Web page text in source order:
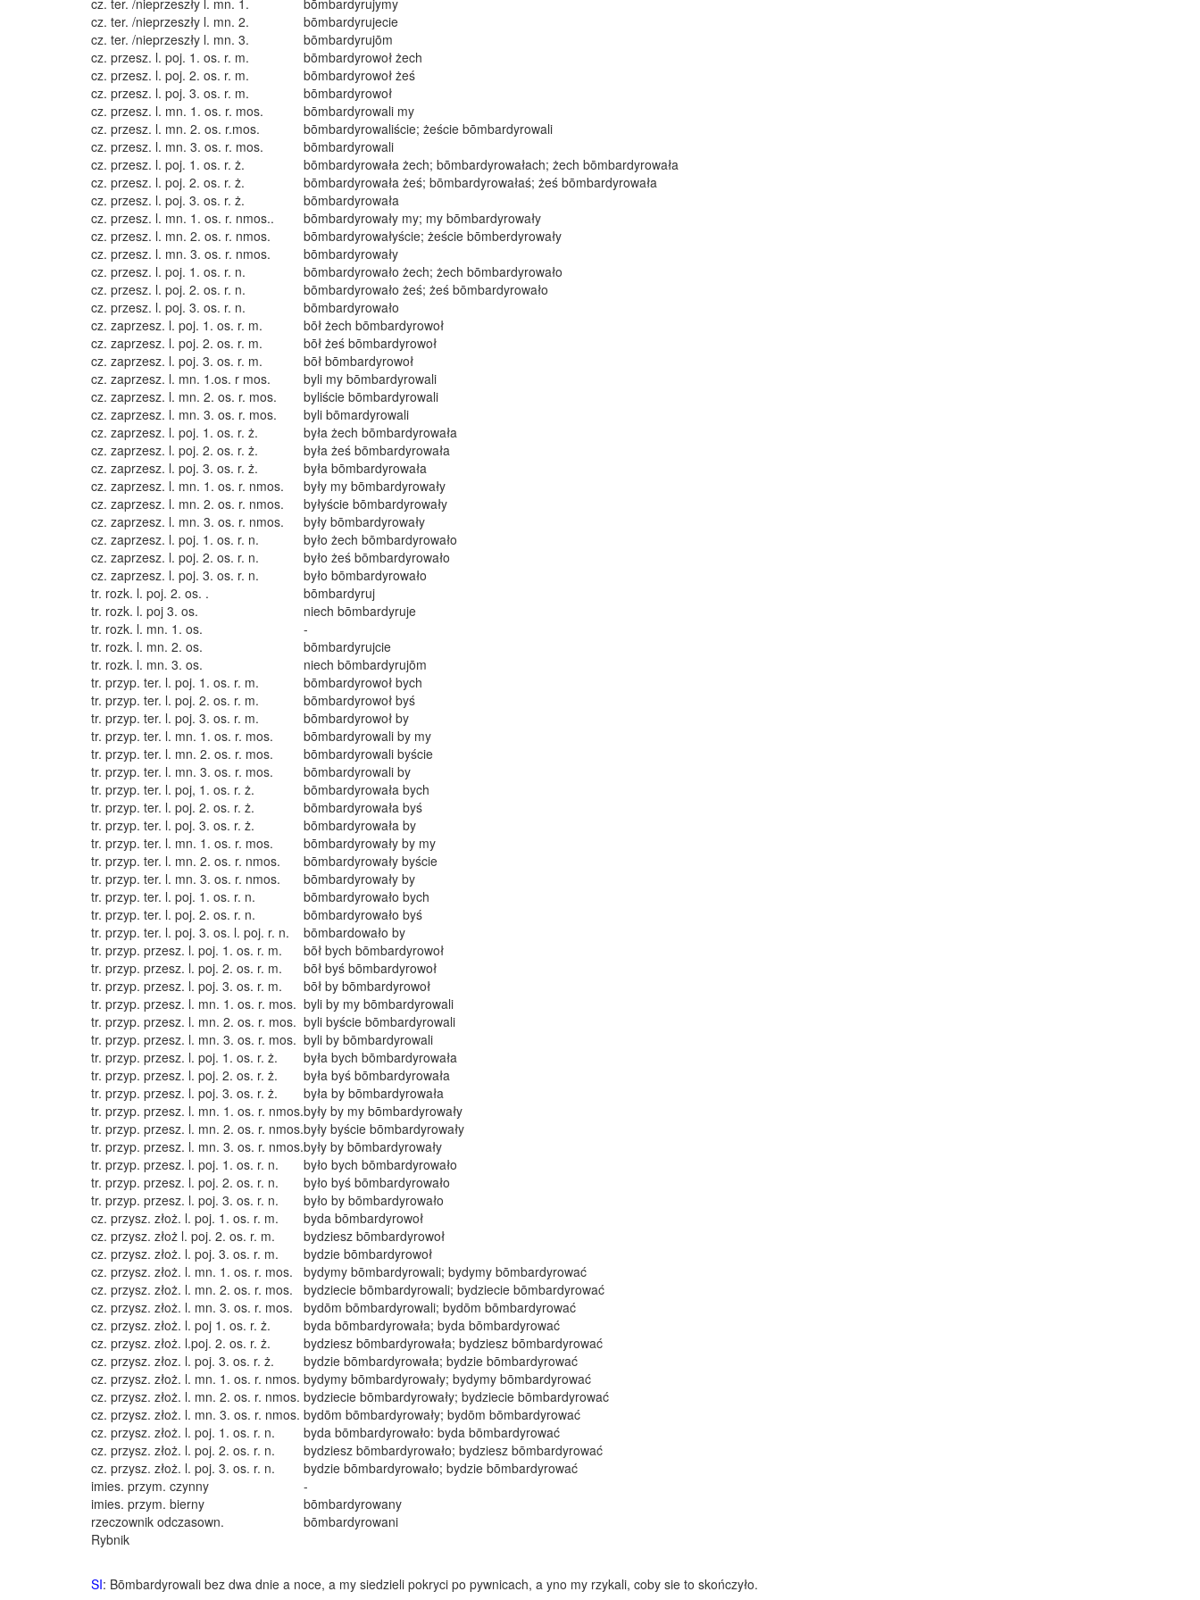
cz. ter. /nieprzeszły l. mn. 1.
bōmbardyrujymy
cz. ter. /nieprzeszły l. mn. 2.
bōmbardyrujecie
cz. ter. /nieprzeszły l. mn. 3.
bōmbardyrujōm
cz. przesz. l. poj. 1. os. r. m.
bōmbardyrowoł żech
cz. przesz. l. poj. 2. os. r. m.
bōmbardyrowoł żeś
cz. przesz. l. poj. 3. os. r. m.
bōmbardyrowoł
cz. przesz. l. mn. 1. os. r. mos.
bōmbardyrowali my
cz. przesz. l. mn. 2. os. r.mos.
bōmbardyrowaliście; żeście bōmbardyrowali
cz. przesz. l. mn. 3. os. r. mos.
bōmbardyrowali
cz. przesz. l. poj. 1. os. r. ż.
bōmbardyrowała żech; bōmbardyrowałach; żech bōmbardyrowała
cz. przesz. l. poj. 2. os. r. ż.
bōmbardyrowała żeś; bōmbardyrowałaś; żeś bōmbardyrowała
cz. przesz. l. poj. 3. os. r. ż.
bōmbardyrowała
cz. przesz. l. mn. 1. os. r. nmos..
bōmbardyrowały my; my bōmbardyrowały
cz. przesz. l. mn. 2. os. r. nmos.
bōmbardyrowałyście; żeście bōmberdyrowały
cz. przesz. l. mn. 3. os. r. nmos.
bōmbardyrowały
cz. przesz. l. poj. 1. os. r. n.
bōmbardyrowało żech; żech bōmbardyrowało
cz. przesz. l. poj. 2. os. r. n.
bōmbardyrowało żeś; żeś bōmbardyrowało
cz. przesz. l. poj. 3. os. r. n.
bōmbardyrowało
cz. zaprzesz. l. poj. 1. os. r. m.
bōł żech bōmbardyrowoł
cz. zaprzesz. l. poj. 2. os. r. m.
bōł żeś bōmbardyrowoł
cz. zaprzesz. l. poj. 3. os. r. m.
bōł bōmbardyrowoł
cz. zaprzesz. l. mn. 1.os. r mos.
byli my bōmbardyrowali
cz. zaprzesz. l. mn. 2. os. r. mos.
byliście bōmbardyrowali
cz. zaprzesz. l. mn. 3. os. r. mos.
byli bōmardyrowali
cz. zaprzesz. l. poj. 1. os. r. ż.
była żech bōmbardyrowała
cz. zaprzesz. l. poj. 2. os. r. ż.
była żeś bōmbardyrowała
cz. zaprzesz. l. poj. 3. os. r. ż.
była bōmbardyrowała
cz. zaprzesz. l. mn. 1. os. r. nmos.
były my bōmbardyrowały
cz. zaprzesz. l. mn. 2. os. r. nmos.
byłyście bōmbardyrowały
cz. zaprzesz. l. mn. 3. os. r. nmos.
były bōmbardyrowały
cz. zaprzesz. l. poj. 1. os. r. n.
było żech bōmbardyrowało
cz. zaprzesz. l. poj. 2. os. r. n.
było żeś bōmbardyrowało
cz. zaprzesz. l. poj. 3. os. r. n.
było bōmbardyrowało
tr. rozk. l. poj. 2. os. .
bōmbardyruj
tr. rozk. l. poj 3. os.
niech bōmbardyruje
tr. rozk. l. mn. 1. os.
-
tr. rozk. l. mn. 2. os.
bōmbardyrujcie
tr. rozk. l. mn. 3. os.
niech bōmbardyrujōm
tr. przyp. ter. l. poj. 1. os. r. m.
bōmbardyrowoł bych
tr. przyp. ter. l. poj. 2. os. r. m.
bōmbardyrowoł byś
tr. przyp. ter. l. poj. 3. os. r. m.
bōmbardyrowoł by
tr. przyp. ter. l. mn. 1. os. r. mos.
bōmbardyrowali by my
tr. przyp. ter. l. mn. 2. os. r. mos.
bōmbardyrowali byście
tr. przyp. ter. l. mn. 3. os. r. mos.
bōmbardyrowali by
tr. przyp. ter. l. poj, 1. os. r. ż.
bōmbardyrowała bych
tr. przyp. ter. l. poj. 2. os. r. ż.
bōmbardyrowała byś
tr. przyp. ter. l. poj. 3. os. r. ż.
bōmbardyrowała by
tr. przyp. ter. l. mn. 1. os. r. mos.
bōmbardyrowały by my
tr. przyp. ter. l. mn. 2. os. r. nmos.
bōmbardyrowały byście
tr. przyp. ter. l. mn. 3. os. r. nmos.
bōmbardyrowały by
tr. przyp. ter. l. poj. 1. os. r. n.
bōmbardyrowało bych
tr. przyp. ter. l. poj. 2. os. r. n.
bōmbardyrowało byś
tr. przyp. ter. l. poj. 3. os. l. poj. r. n.
bōmbardowało by
tr. przyp. przesz. l. poj. 1. os. r. m.
bōł bych bōmbardyrowoł
tr. przyp. przesz. l. poj. 2. os. r. m.
bōł byś bōmbardyrowoł
tr. przyp. przesz. l. poj. 3. os. r. m.
bōł by bōmbardyrowoł
tr. przyp. przesz. l. mn. 1. os. r. mos. byli by my bōmbardyrowali
tr. przyp. przesz. l. mn. 2. os. r. mos. byli byście bōmbardyrowali
tr. przyp. przesz. l. mn. 3. os. r. mos. byli by bōmbardyrowali
tr. przyp. przesz. l. poj. 1. os. r. ż.
była bych bōmbardyrowała
tr. przyp. przesz. l. poj. 2. os. r. ż.
była byś bōmbardyrowała
tr. przyp. przesz. l. poj. 3. os. r. ż.
była by bōmbardyrowała
tr. przyp. przesz. l. mn. 1. os. r. nmos.były by my bōmbardyrowały
tr. przyp. przesz. l. mn. 2. os. r. nmos.były byście bōmbardyrowały
tr. przyp. przesz. l. mn. 3. os. r. nmos.były by bōmbardyrowały
tr. przyp. przesz. l. poj. 1. os. r. n.
było bych bōmbardyrowało
tr. przyp. przesz. l. poj. 2. os. r. n.
było byś bōmbardyrowało
tr. przyp. przesz. l. poj. 3. os. r. n.
było by bōmbardyrowało
cz. przysz. złoż. l. poj. 1. os. r. m.
byda bōmbardyrowoł
cz. przysz. złoż l. poj. 2. os. r. m.
bydziesz bōmbardyrowoł
cz. przysz. złoż. l. poj. 3. os. r. m.
bydzie bōmbardyrowoł
cz. przysz. złoż. l. mn. 1. os. r. mos.
bydymy bōmbardyrowali; bydymy bōmbardyrować
cz. przysz. złoż. l. mn. 2. os. r. mos.
bydziecie bōmbardyrowali; bydziecie bōmbardyrować
cz. przysz. złoż. l. mn. 3. os. r. mos.
bydōm bōmbardyrowali; bydōm bōmbardyrować
cz. przysz. złoż. l. poj 1. os. r. ż.
byda bōmbardyrowała; byda bōmbardyrować
cz. przysz. złoż. l.poj. 2. os. r. ż.
bydziesz bōmbardyrowała; bydziesz bōmbardyrować
cz. przysz. złoz. l. poj. 3. os. r. ż.
bydzie bōmbardyrowała; bydzie bōmbardyrować
cz. przysz. złoż. l. mn. 1. os. r. nmos. bydymy bōmbardyrowały; bydymy bōmbardyrować
cz. przysz. złoż. l. mn. 2. os. r. nmos. bydziecie bōmbardyrowały; bydziecie bōmbardyrować
cz. przysz. złoż. l. mn. 3. os. r. nmos. bydōm bōmbardyrowały; bydōm bōmbardyrować
cz. przysz. złoż. l. poj. 1. os. r. n.
byda bōmbardyrowało: byda bōmbardyrować
cz. przysz. złoż. l. poj. 2. os. r. n.
bydziesz bōmbardyrowało; bydziesz bōmbardyrować
cz. przysz. złoż. l. poj. 3. os. r. n.
bydzie bōmbardyrowało; bydzie bōmbardyrować
imies. przym. czynny
-
imies. przym. bierny
bōmbardyrowany
rzeczownik odczasown.
bōmbardyrowani
Rybnik
SI: Bōmbardyrowali bez dwa dnie a noce, a my siedzieli pokryci po pywnicach, a yno my rzykali, coby sie to skończyło.